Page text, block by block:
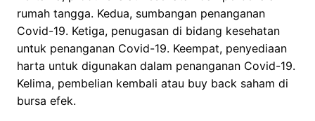
rumah tangga. Kedua, sumbangan penanganan
Covid-19. Ketiga, penugasan di bidang kesehatan
untuk penanganan Covid-19. Keempat, penyediaan
harta untuk digunakan dalam penanganan Covid-19.
Kelima, pembelian kembali atau buy back saham di
bursa efek.